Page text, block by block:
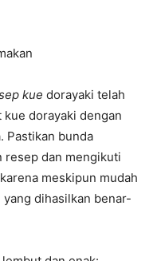
kue dorayaki telah
kue dorayaki dengan
Pastikan bunda
resep dan mengikuti
meskipun mudah
dihasilkan benar-